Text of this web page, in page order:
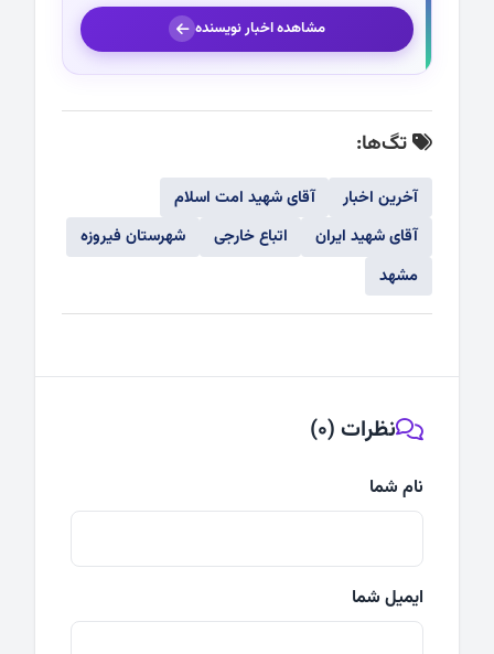
مشاهده اخبار نویسنده
تگ‌ها:
آخرین اخبار
آقای شهید امت اسلام
آقای شهید ایران
اتباع خارجی
شهرستان فیروزه
مشهد
نظرات (0)
نام شما
ایمیل شما